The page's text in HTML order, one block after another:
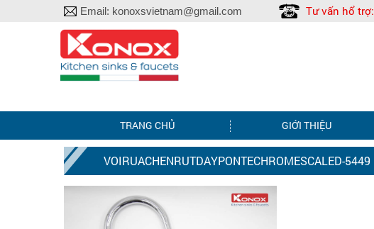
Email: konoxsvietnam@gmail.com Tư vấn hổ trợ:
TRANG CHỦ GIỚI THIỆU
VOIRUACHENRUTDAYPONTECHROMESCALED-5449